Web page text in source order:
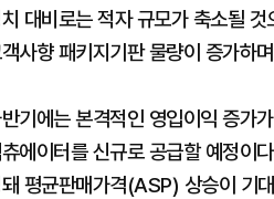
대비로는 적자 규모가 축소될
사향 패키지기판 물량이 증가하
기에는 본격적인 영입이익 증가
에이터를 신규로 공급할 예정이
평균판매가격(ASP) 상승이 기